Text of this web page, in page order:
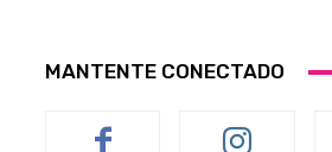
MANTENTE CONECTADO